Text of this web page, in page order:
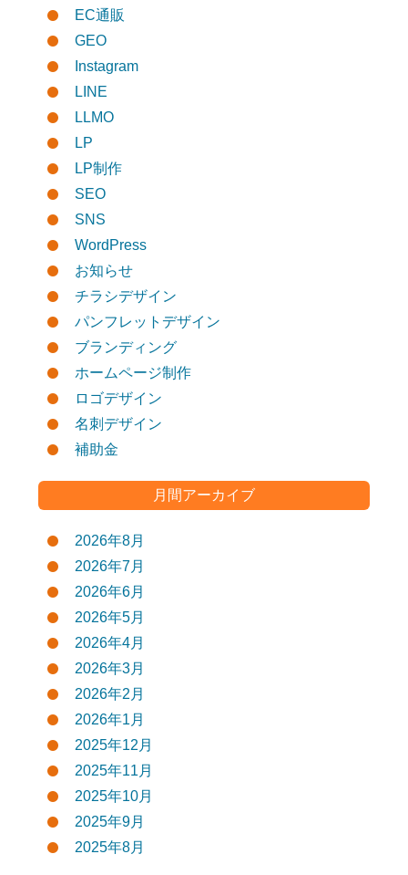
EC通販
GEO
Instagram
LINE
LLMO
LP
LP制作
SEO
SNS
WordPress
お知らせ
チラシデザイン
パンフレットデザイン
ブランディング
ホームページ制作
ロゴデザイン
名刺デザイン
補助金
月間アーカイブ
2026年8月
2026年7月
2026年6月
2026年5月
2026年4月
2026年3月
2026年2月
2026年1月
2025年12月
2025年11月
2025年10月
2025年9月
2025年8月